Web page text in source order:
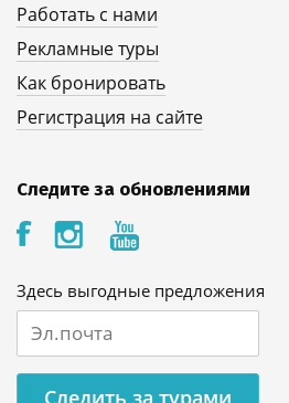
Работать с нами
Рекламные туры
Как бронировать
Регистрация на сайте
Следите за обновлениями
Здесь выгодные предложения
Следить за турами